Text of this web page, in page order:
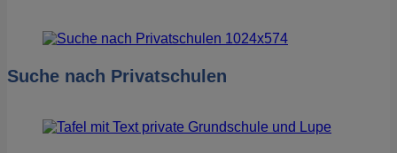
Suche nach Privatschulen